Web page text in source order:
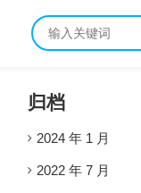
归档
2024 年 1 月
2022 年 7 月